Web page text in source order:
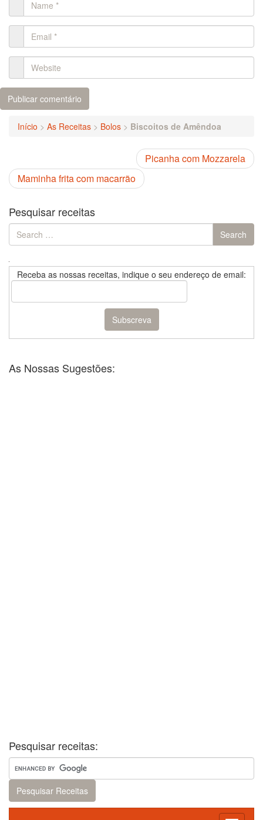
Início > As Receitas > Bolos > Biscoitos de Amêndoa
Picanha com Mozzarela
Maminha frita com macarrão
Pesquisar receitas
Search
for:
Search
Receba as nossas receitas, indique o seu endereço de email:
As Nossas Sugestões:
Pesquisar receitas: